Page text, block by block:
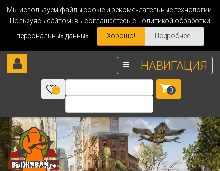
Мы используем файлы cookie и рекомендательные технологии.
Пользуясь сайтом, вы соглашаетесь с Политикой обработки
персональных данных.
Хорошо! Подробнее...
НАВИГАЦИЯ
0 0